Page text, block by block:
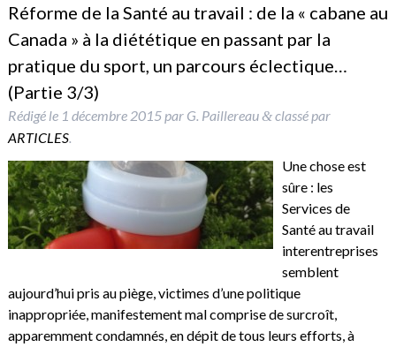
Réforme de la Santé au travail : de la « cabane au
Canada » à la diététique en passant par la
pratique du sport, un parcours éclectique…
(Partie 3/3)
Rédigé le 1 décembre 2015par G. Paillereau &classé par
ARTICLES.
Une chose est
sûre : les
Services de
Santé au travail
interentreprises
semblent
aujourd’hui pris au piège, victimes d’une politique
inappropriée, manifestement mal comprise de surcroît,
apparemment condamnés, en dépit de tous leurs efforts, à